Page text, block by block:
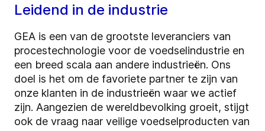
Leidend in de industrie
GEA is een van de grootste leveranciers van
procestechnologie voor de voedselindustrie en
een breed scala aan andere industrieën. Ons
doel is het om de favoriete partner te zijn van
onze klanten in de industrieën waar we actief
zijn. Aangezien de wereldbevolking groeit, stijgt
ook de vraag naar veilige voedselproducten van